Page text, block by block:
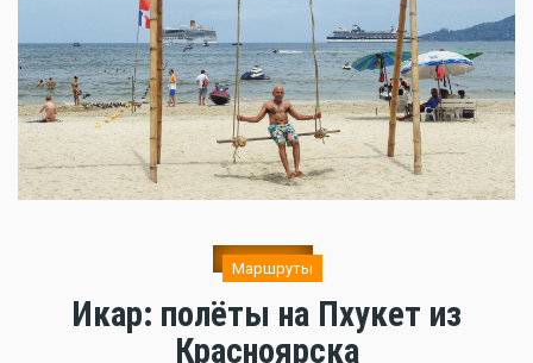
Маршруты
Икар: полёты на Пхукет из
Красноярска